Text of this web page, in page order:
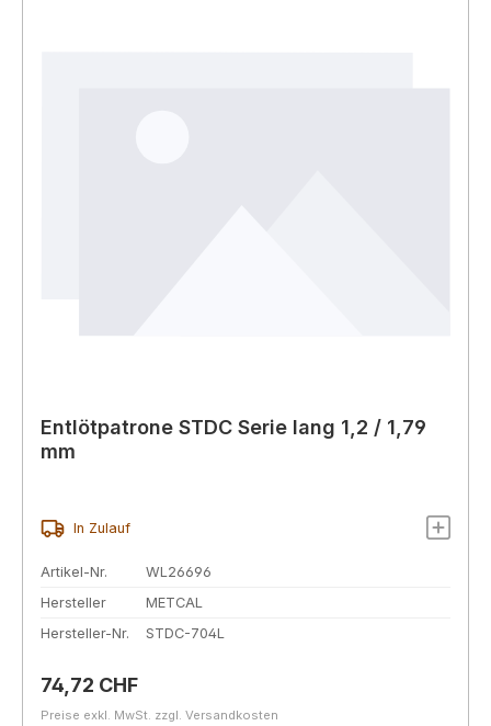
Entlötpatrone STDC Serie lang 1,2 / 1,79
mm
In Zulauf
Artikel-Nr.
WL26696
Hersteller
METCAL
Hersteller-Nr.
STDC-704L
Regulärer Preis:
74,72 CHF
Preise exkl. MwSt. zzgl. Versandkosten